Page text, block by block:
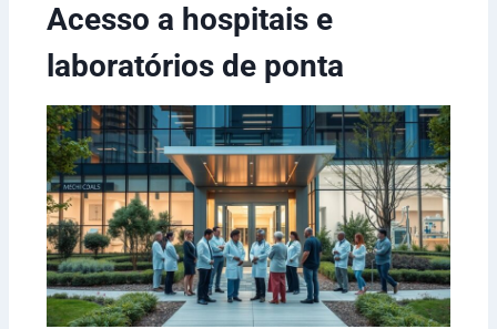
Acesso a hospitais e
laboratórios de ponta